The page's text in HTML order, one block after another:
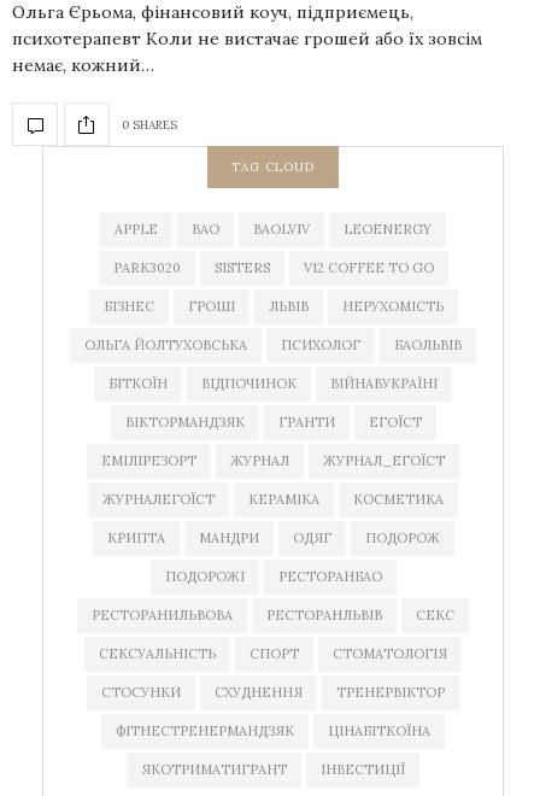
Ольга Єрьома, фінансовий коуч, підприємець,
психотерапевт Коли не вистачає грошей або їх зовсім
немає, кожний…
0 SHARES
TAG CLOUD
APPLE BAO BAOLVIV LEOENERGY
PARK3020 SISTERS V12 COFFEE TO GO
БІЗНЕС ГРОШІ ЛЬВІВ НЕРУХОМІСТЬ
ОЛЬГА ЙОЛТУХОВСЬКА ПСИХОЛОГ БАОЛЬВІВ
БІТКОЇН ВІДПОЧИНОК ВІЙНАВУКРАЇНІ
ВІКТОРМАНДЗЯК ГРАНТИ ЕГОЇСТ
ЕМІЛІРЕЗОРТ ЖУРНАЛ ЖУРНАЛ_ЕГОЇСТ
ЖУРНАЛЕГОЇСТ КЕРАМІКА КОСМЕТИКА
КРИПТА МАНДРИ ОДЯГ ПОДОРОЖ
ПОДОРОЖІ РЕСТОРАНБАО
РЕСТОРАНИЛЬВОВА РЕСТОРАНЛЬВІВ СЕКС
СЕКСУАЛЬНІСТЬ СПОРТ СТОМАТОЛОГІЯ
СТОСУНКИ СХУДНЕННЯ ТРЕНЕРВІКТОР
ФІТНЕСТРЕНЕРМАНДЗЯК ЦІНАБІТКОЇНА
ЯКОТРИМАТИГРАНТ ІНВЕСТИЦІЇ